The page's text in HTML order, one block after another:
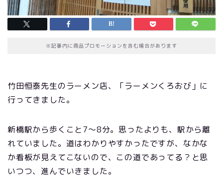
※記事内に商品プロモーションを含む場合があります
竹田恒泰先生のラーメン店、「ラーメンくろおび」に
行ってきました。
新橋駅から歩くこと7〜8分。思ったよりも、駅から離
れていました。道はわかりやすかったですが、なかな
か看板が見えてこないので、この道であってる？と思
いつつ、進んでいきました。